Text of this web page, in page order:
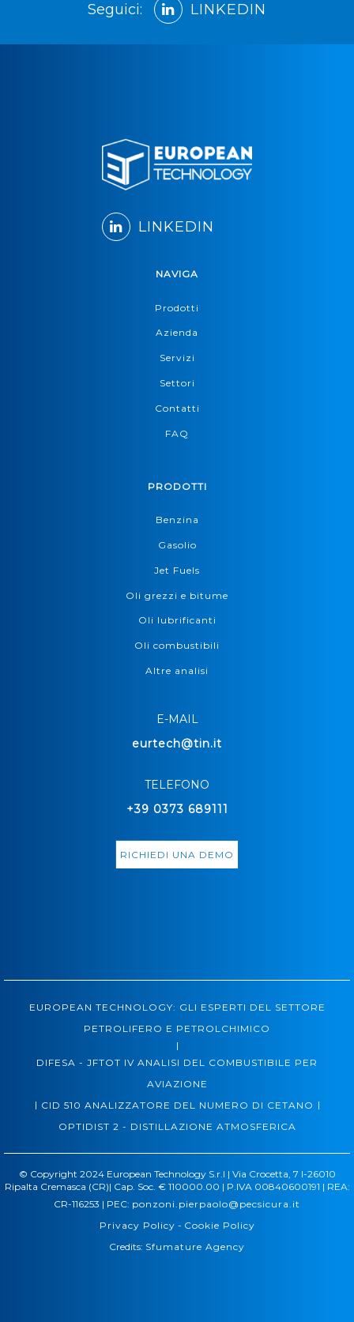
Seguici: LINKEDIN
LINKEDIN
NAVIGA
Prodotti
Azienda
Servizi
Settori
Contatti
FAQ
PRODOTTI
Benzina
Gasolio
Jet Fuels
Oli grezzi e bitume
Oli lubrificanti
Oli combustibili
Altre analisi
E-MAIL
eurtech@tin.it
TELEFONO
+39 0373 689111
RICHIEDI UNA DEMO
EUROPEAN TECHNOLOGY: GLI ESPERTI DEL SETTORE
PETROLIFERO E PETROLCHIMICO
|
DIFESA - JFTOT IV ANALISI DEL COMBUSTIBILE PER
AVIAZIONE
| CID 510 ANALIZZATORE DEL NUMERO DI CETANO |
OPTIDIST 2 - DISTILLAZIONE ATMOSFERICA
© Copyright 2024 European Technology S.r.l | Via Crocetta, 7 I-26010
Ripalta Cremasca (CR)| Cap. Soc. € 110000.00 | P.IVA 00840600191 | REA:
CR-116253 | PEC: ponzoni.pierpaolo@pecsicura.it
Privacy Policy - Cookie Policy
Credits: Sfumature Agency